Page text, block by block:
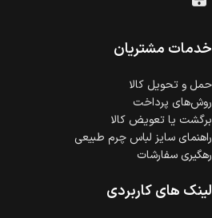
است.
گارانتی معتبر برای تمامی محصولات
خدمات مشتریان
حمل‌ و تحویل کالا
روش‌های پرداخت
برگشت یا تعویض کالا
راهنمای سایز لباس چرم طبیعی
رهگیری سفارشات
لینک های کاربردی